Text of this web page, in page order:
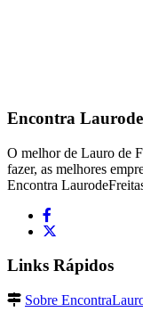
Encontra
O melhor de Lauro de
fazer, as melhores
Encontra
Links Rápidos
Sobre